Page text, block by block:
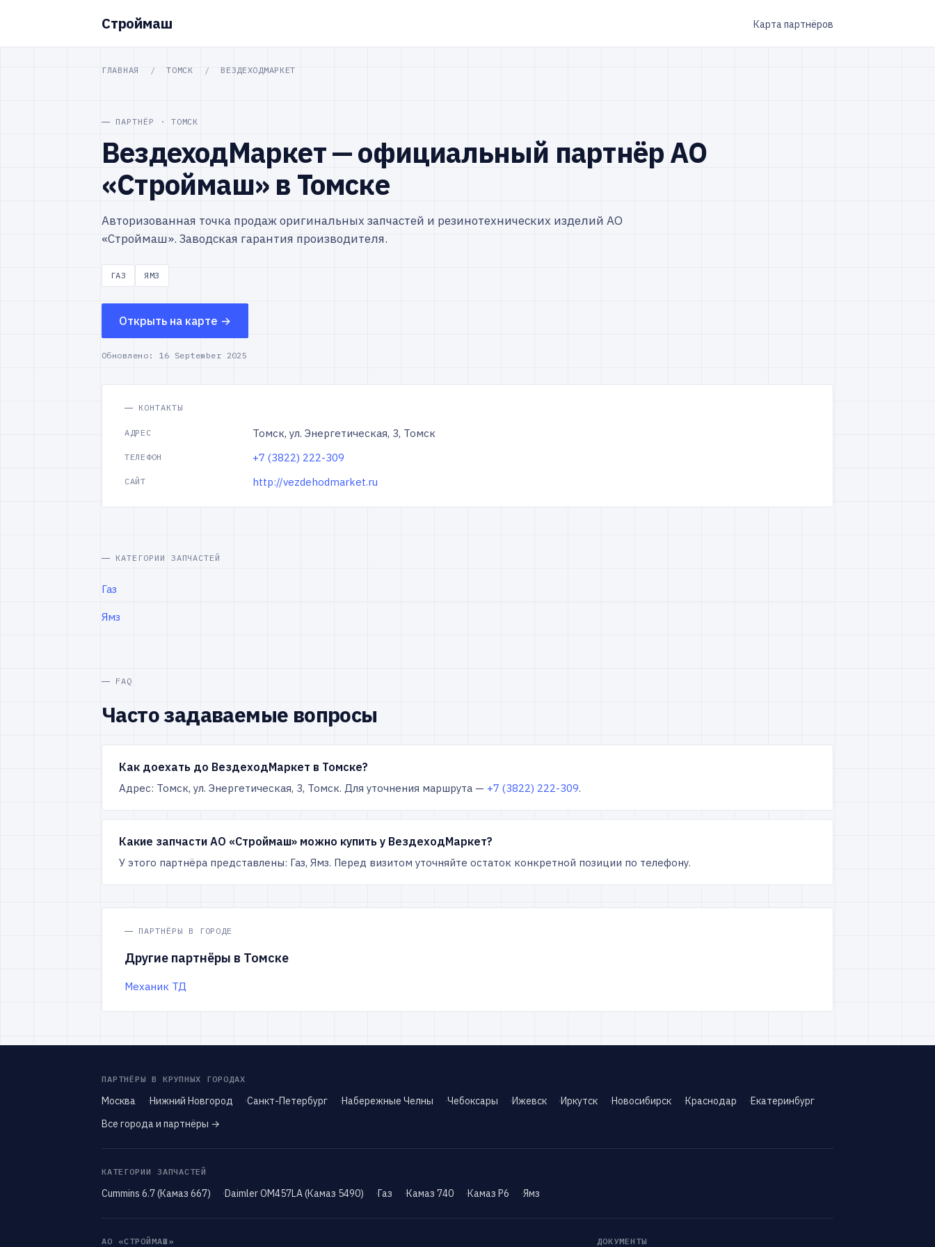
Строймаш Карта партнёров
ГЛАВНАЯ / ТОМСК / ВЕЗДЕХОДМАРКЕТ
ПАРТНЁР · ТОМСК
ВездеходМаркет — официальный партнёр АО
«Строймаш» в Томске
Авторизованная точка продаж оригинальных запчастей и резинотехнических изделий АО
«Строймаш». Заводская гарантия производителя.
ГАЗ ЯМЗ
Открыть на карте →
Обновлено: 16 September 2025
КОНТАКТЫ
АДРЕС Томск, ул. Энергетическая, 3, Томск
ТЕЛЕФОН +7 (3822) 222-309
САЙТ http://vezdehodmarket.ru
КАТЕГОРИИ ЗАПЧАСТЕЙ
Газ
Ямз
FAQ
Часто задаваемые вопросы
Как доехать до ВездеходМаркет в Томске?
Адрес: Томск, ул. Энергетическая, 3, Томск. Для уточнения маршрута — +7 (3822) 222-309.
Какие запчасти АО «Строймаш» можно купить у ВездеходМаркет?
У этого партнёра представлены: Газ, Ямз. Перед визитом уточняйте остаток конкретной позиции по телефону.
ПАРТНЁРЫ В ГОРОДЕ
Другие партнёры в Томске
Механик ТД
ПАРТНЁРЫ В КРУПНЫХ ГОРОДАХ
Москва Нижний Новгород Санкт-Петербург Набережные Челны Чебоксары Ижевск Иркутск Новосибирск Краснодар
Екатеринбург
Все города и партнёры →
КАТЕГОРИИ ЗАПЧАСТЕЙ
Cummins 6.7 (Камаз 667) Daimler OM457LA (Камаз 5490) Газ Камаз 740 Камаз Р6 Ямз
АО «СТРОЙМАШ» ДОКУМЕНТЫ